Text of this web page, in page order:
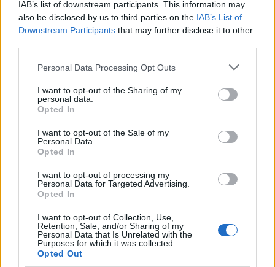
IAB’s list of downstream participants. This information may
also be disclosed by us to third parties on the IAB’s List of
Downstream Participants that may further disclose it to other
Please note that this website/app uses one or more Google
not limited to your visit or usage behaviour. You may click to
grant or deny consent to Google and its third-party tags to
use your data for below specified purposes in below Google
consent section.
Personal Data Processing Opt Outs
I want to opt-out of the Sharing of my
personal data.
Opted In
I want to opt-out of the Sale of my
Personal Data.
Opted In
I want to opt-out of processing my
Personal Data for Targeted Advertising.
Opted In
I want to opt-out of Collection, Use,
Retention, Sale, and/or Sharing of my
Personal Data that Is Unrelated with the
Purposes for which it was collected.
Opted Out
E-mail cím
szabályzatot!
FELIRATKOZÁS
LEGFRISSEBB
Országos hírek
Megérkezett az eső a Duna vízgyűjtőjére